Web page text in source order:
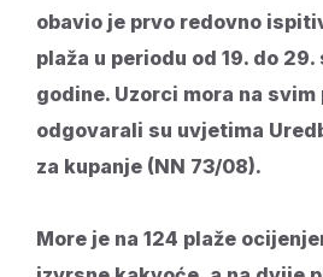
obavio je prvo redovno
plaža u periodu od 19. do
godine. Uzorci mora na svim
odgovarali su uvjetima
za kupanje (NN 73/08).
More je na 124 plaže